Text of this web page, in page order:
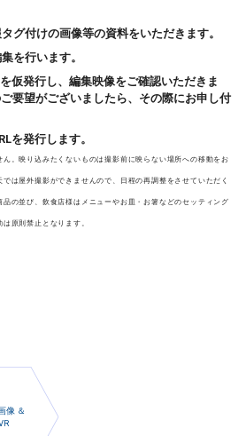
グ付けの画像等の資料をいただきます。
を行います。
仮発行し、編集映像をご確認いただきま
要望がございましたら、その際にお申し付
を発行します。
。映り込みたくないものは撮影前に映らない場所への移動をお
は屋外撮影ができませんので、日程の再調整をさせていただく
の並び、飲食店様はメニューやお皿・お箸などのセッティング
原則禁止となります。
像 ＆